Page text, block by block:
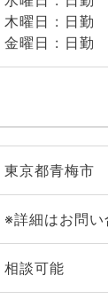
木曜日 : 日勤
金曜日 : 日勤
東京都青梅市
※詳細はお問
相談可能